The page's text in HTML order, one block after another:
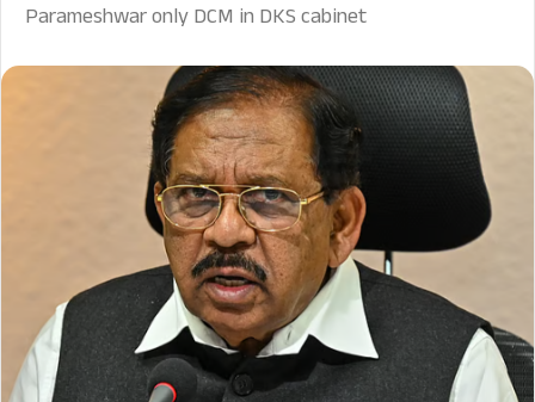
Parameshwar only DCM in DKS cabinet